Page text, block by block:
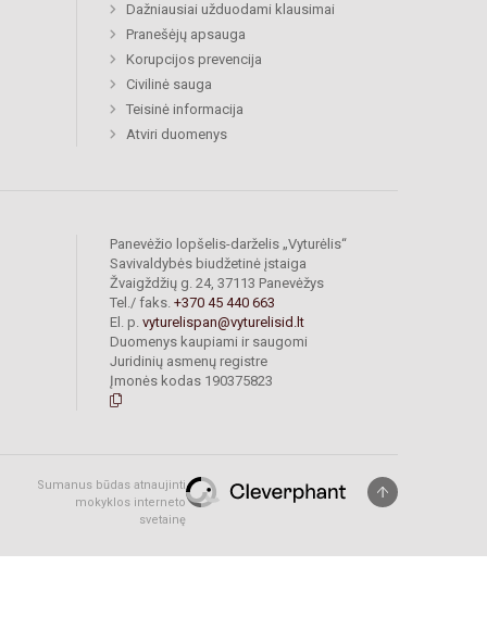
Dažniausiai užduodami klausimai
Pranešėjų apsauga
Korupcijos prevencija
Civilinė sauga
Teisinė informacija
Atviri duomenys
Panevėžio lopšelis-darželis „Vyturėlis“
Savivaldybės biudžetinė įstaiga
Žvaigždžių g. 24, 37113 Panevėžys
Tel./ faks. +370 45 440 663
El. p. vyturelispan@vyturelisid.lt
Duomenys kaupiami ir saugomi
Juridinių asmenų registre
Įmonės kodas 190375823
Sumanus būdas atnaujinti
mokyklos interneto
svetainę